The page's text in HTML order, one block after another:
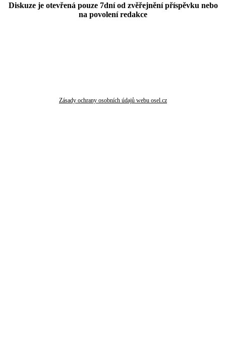
Diskuze je otevřená pouze 7dní od zvěřejnění příspěvku nebo
na povolení redakce
Zásady ochrany osobních údajů webu osel.cz